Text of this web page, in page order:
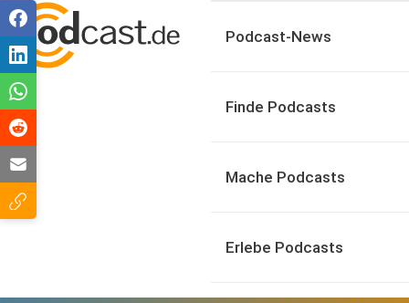
Podcast-News
Finde Podcasts
Mache Podcasts
Erlebe Podcasts